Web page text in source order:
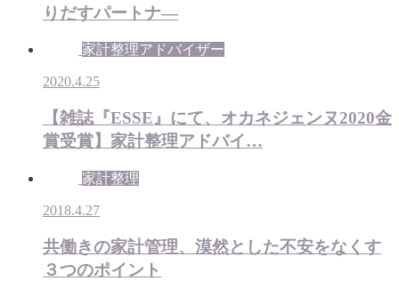
りだすパートナ―
家計整理アドバイザー
2020.4.25
【雑誌『ESSE』にて、オカネジェンヌ2020金
賞受賞】家計整理アドバイ…
家計整理
2018.4.27
共働きの家計管理、漠然とした不安をなくす
３つのポイント